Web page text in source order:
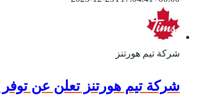
شركة تيم هورتنز
شركة تيم هورتنز تعلن عن